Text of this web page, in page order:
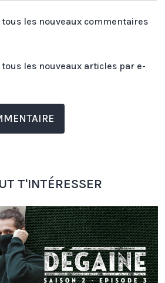
les nouveaux commentaires
les nouveaux articles par e-
T'INTÉRESSER